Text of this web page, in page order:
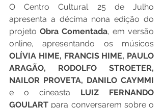
O Centro Cultural 25 de Julho
apresenta a décima nona edição do
projeto Obra Comentada, em versão
OLÍVIA HIME, FRANCIS HIME, PAULO
ARAGÃO, RODOLFO STROETER,
e o cineasta LUIZ FERNANDO
GOULART para conversarem sobre o